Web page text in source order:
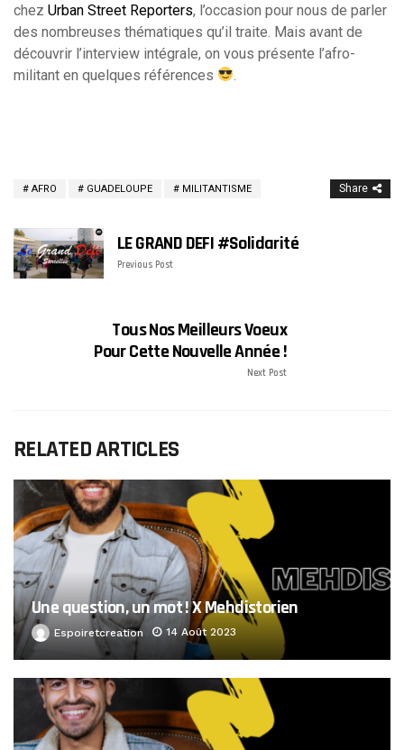
chez Urban Street Reporters, l’occasion pour nous de parler
des nombreuses thématiques qu’il traite. Mais avant de
découvrir l’interview intégrale, on vous présente l’afro-
militant en quelques références
AFRO GUADELOUPE MILITANTISME Share
LE GRAND DEFI #Solidarité
Previous Post
Tous Nos Meilleurs Voeux
Pour Cette Nouvelle Année !
Next Post
RELATED ARTICLES
Une question, un mot ! X Mehdistorien
Espoiretcreation 14 Août 2023